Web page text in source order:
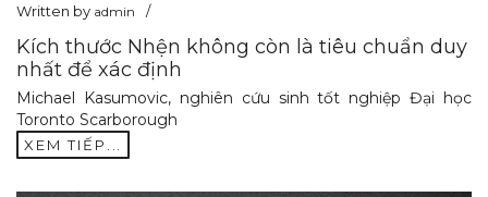
Written by admin
Kích thước Nhện không còn là tiêu chuẩn duy
nhất để xác định
Michael Kasumovic, nghiên cứu sinh tốt nghiệp Đại học
Toronto Scarborough
XEM TIẾP...